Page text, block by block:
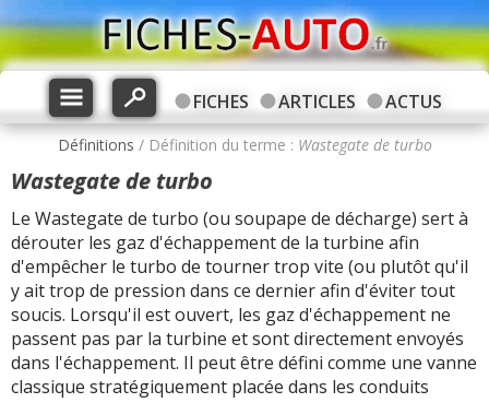
FICHES ARTICLES ACTUS
Définitions / Définition du terme : Wastegate de turbo
Wastegate de turbo
Le Wastegate de turbo (ou soupape de décharge) sert à
dérouter les gaz d'échappement de la turbine afin
d'empêcher le turbo de tourner trop vite (ou plutôt qu'il
y ait trop de pression dans ce dernier afin d'éviter tout
soucis. Lorsqu'il est ouvert, les gaz d'échappement ne
passent pas par la turbine et sont directement envoyés
dans l'échappement. Il peut être défini comme une vanne
classique stratégiquement placée dans les conduits